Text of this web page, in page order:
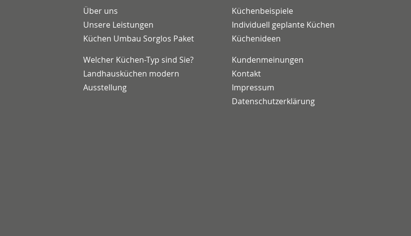
Über uns
Unsere Leistungen
Küchen Umbau Sorglos Paket
Küchenbeispiele
Individuell geplante Küchen
Küchenideen
Welcher Küchen-Typ sind Sie?
Landhausküchen modern
Ausstellung
Kundenmeinungen
Kontakt
Impressum
Datenschutzerklärung